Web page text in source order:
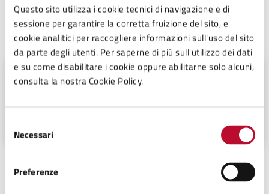
Questo sito utilizza i cookie tecnici di navigazione e di
sessione per garantire la corretta fruizione del sito, e
cookie analitici per raccogliere informazioni sull'uso del sito
da parte degli utenti. Per saperne di più sull'utilizzo dei dati
e su come disabilitare i cookie oppure abilitarne solo alcuni,
consulta la nostra Cookie Policy.
delNecessari
Preferenze
A cura di
Settore 5 - Servizi alla Persona,
Gestione Amministrativa del